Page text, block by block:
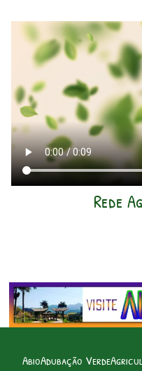
Rede
AbioAdubação Verde